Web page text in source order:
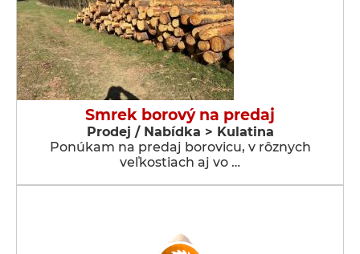
Smrek borový na predaj
Prodej / Nabídka > Kulatina
Ponúkam na predaj borovicu, v rôznych
veľkostiach aj vo …